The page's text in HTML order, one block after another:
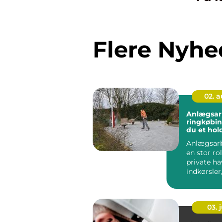
Flere
02.
ringkøbing sådan
du et
en stor
private
03.